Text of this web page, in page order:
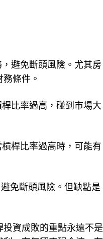
避免斷頭風險。尤其房
比率過高，碰到市場大
桿比率過高時，可能有
免斷頭風險。但缺點是